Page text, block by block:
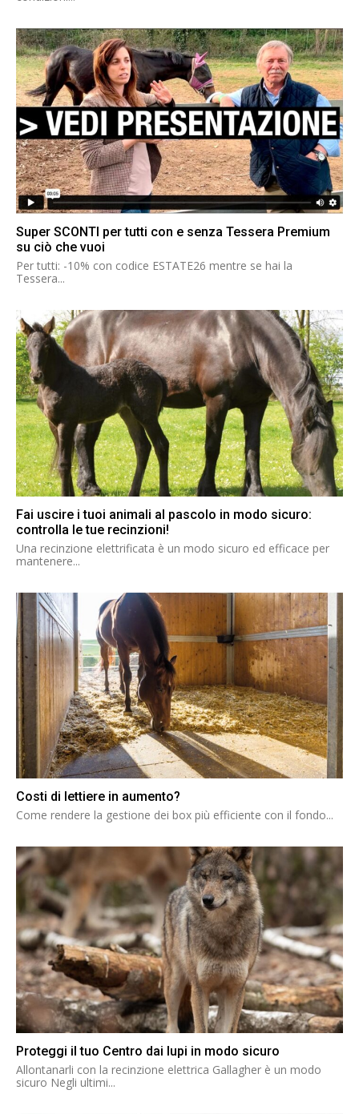
Super SCONTI per tutti con e senza Tessera Premium
su ciò che vuoi
Per tutti: -10% con codice ESTATE26 mentre se hai la
Tessera...
Fai uscire i tuoi animali al pascolo in modo sicuro:
controlla le tue recinzioni!
Una recinzione elettrificata è un modo sicuro ed efficace per
mantenere...
Costi di lettiere in aumento?
Come rendere la gestione dei box più efficiente con il fondo...
Proteggi il tuo Centro dai lupi in modo sicuro
Allontanarli con la recinzione elettrica Gallagher è un modo
sicuro Negli ultimi...